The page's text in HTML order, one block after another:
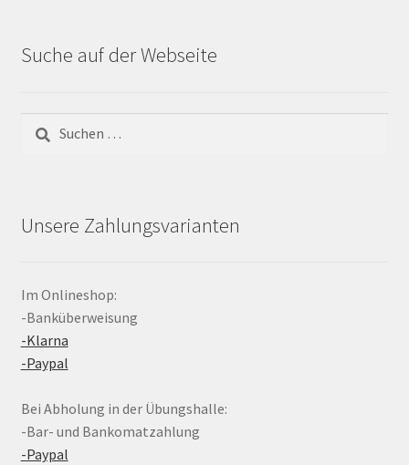
Suche auf der Webseite
Suchen
nach:
Unsere Zahlungsvarianten
Im Onlineshop:
-Banküberweisung
-Klarna
-Paypal
Bei Abholung in der Übungshalle:
-Bar- und Bankomatzahlung
-Paypal